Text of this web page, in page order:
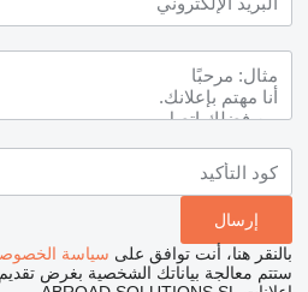
بالنقر هنا، أنت توافق على سياسة
ستتم معالجة بياناتك الشخصية بغرض